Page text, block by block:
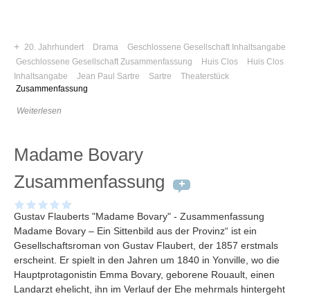
Navigation
Kontaktieren
Umfragen
Aktive Forenbeiträge
Dies ist das Forum um neue Funktionen und Information zu Wünschen
Regeln (Bitte vor dem posten lesen)
Regeln (Bitte vor dem posten lesen)
Regeln (Bitte vor dem posten lesen)
+ 20. Jahrhundert Drama
Geschlossene Gesellschaft Inhaltsangabe
Geschlossene Gesellschaft Zusammenfassung
Huis Clos
Huis Clos
Inhaltsangabe
Jean Paul Sartre Sartre
Theaterstück
Zusammenfassung
Weiterlesen
Madame Bovary
Zusammenfassung
Gustav Flauberts "Madame Bovary" - Zusammenfassung
Madame Bovary – Ein Sittenbild aus der Provinz“ ist ein
Gesellschaftsroman von Gustav Flaubert, der 1857 erstmals
erscheint. Er spielt in den Jahren um 1840 in Yonville, wo die
Hauptprotagonistin Emma Bovary, geborene Rouault, einen
Landarzt ehelicht, ihn im Verlauf der Ehe mehrmals hintergeht